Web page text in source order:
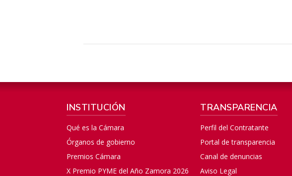
INSTITUCIÓN
Qué es la Cámara
Órganos de gobierno
Premios Cámara
X Premio PYME del Año Zamora 2026
TRANSPARENCIA
Perfil del Contratante
Portal de transparencia
Canal de denuncias
Aviso Legal